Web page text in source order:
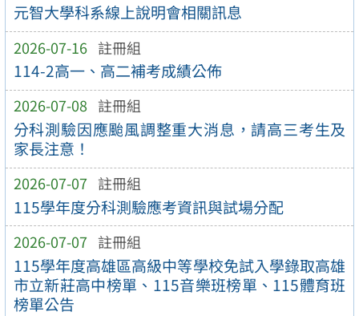
元智大學科系線上說明會相關訊息
2026-07-16 註冊組
114-2高一、高二補考成績公佈
2026-07-08 註冊組
分科測驗因應颱風調整重大消息，請高三考生及
家長注意！
2026-07-07 註冊組
115學年度分科測驗應考資訊與試場分配
2026-07-07 註冊組
115學年度高雄區高級中等學校免試入學錄取高雄
市立新莊高中榜單、115音樂班榜單、115體育班
榜單公告